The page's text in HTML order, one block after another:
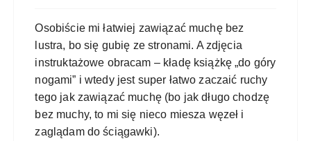
Osobiście mi łatwiej zawiązać muchę bez
lustra, bo się gubię ze stronami. A zdjęcia
instruktażowe obracam – kładę książkę „do góry
nogami” i wtedy jest super łatwo zaczaić ruchy
tego jak zawiązać muchę (bo jak długo chodzę
bez muchy, to mi się nieco miesza węzeł i
zaglądam do ściągawki).